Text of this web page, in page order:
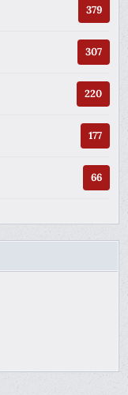
379
307
220
177
66